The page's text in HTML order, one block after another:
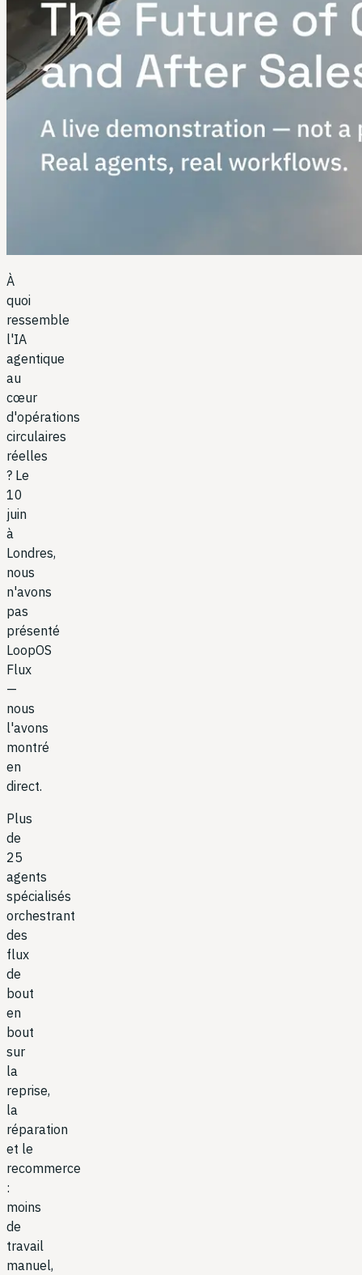
À
quoi
ressemble
l'IA
agentique
au
cœur
d'opérations
circulaires
réelles
? Le
10
juin
à
Londres,
nous
n'avons
pas
présenté
LoopOS
Flux
—
nous
l'avons
montré
en
direct.
Plus
de
25
agents
spécialisés
orchestrant
des
flux
de
bout
en
bout
sur
la
reprise,
la
réparation
et le
recommerce
:
moins
de
travail
manuel,